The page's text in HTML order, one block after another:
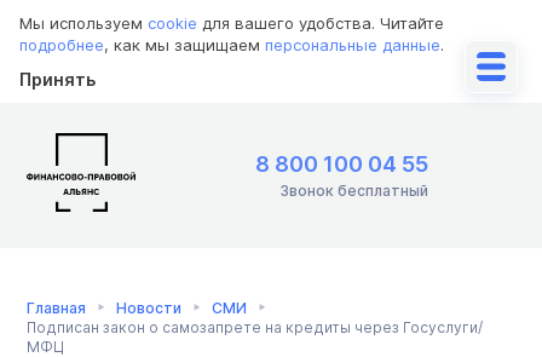
Мы используем cookie для вашего удобства. Читайте
подробнее, как мы защищаем персональные данные.
Принять
8 800 100 04 55
Звонок бесплатный
Главная Новости
СМИ
Подписан закон о самозапрете на кредиты через Госуслуги/
МФЦ